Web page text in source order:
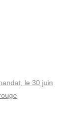
le 30 juin